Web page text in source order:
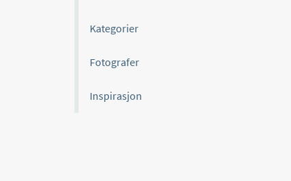
Kategorier
Fotografer
Inspirasjon